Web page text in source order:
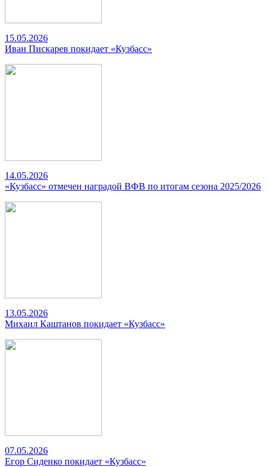
15.05.2026
Иван Пискарев покидает «Кузбасс»
14.05.2026
«Кузбасс» отмечен наградой ВФВ по итогам сезона 2025/2026
13.05.2026
Михаил Каштанов покидает «Кузбасс»
07.05.2026
Егор Сиденко покидает «Кузбасс»